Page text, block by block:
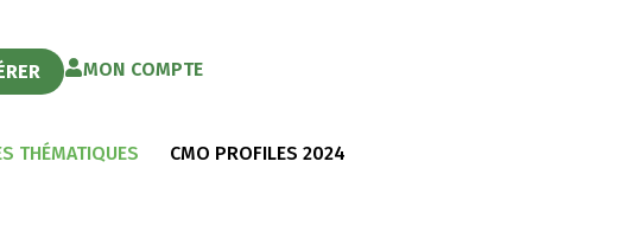
MON COMPTE
THÉMATIQUES CMO PROFILES 2024